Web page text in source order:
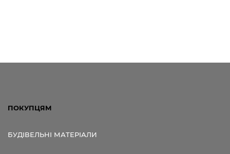
ПОКУПЦЯМ
БУДІВЕЛЬНІ МАТЕРІАЛИ